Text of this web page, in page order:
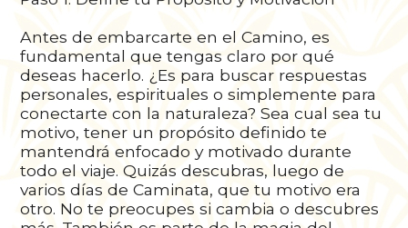
Antes de embarcarte en el Camino, es
fundamental que tengas claro por qué
deseas hacerlo. ¿Es para buscar respuestas
personales, espirituales o simplemente para
conectarte con la naturaleza? Sea cual sea tu
motivo, tener un propósito definido te
mantendrá enfocado y motivado durante
todo el viaje. Quizás descubras, luego de
varios días de Caminata, que tu motivo era
otro. No te preocupes si cambia o descubres